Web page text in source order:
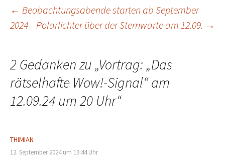
Beitragsnavigation
← Beobachtungsabende starten ab September
2024
Polarlichter über der Sternwarte am 12.09. →
2 Gedanken zu „Vortrag: „Das
rätselhafte Wow!-Signal“ am
12.09.24 um 20 Uhr“
THIMIAN
12. September 2024 um 19:44 Uhr